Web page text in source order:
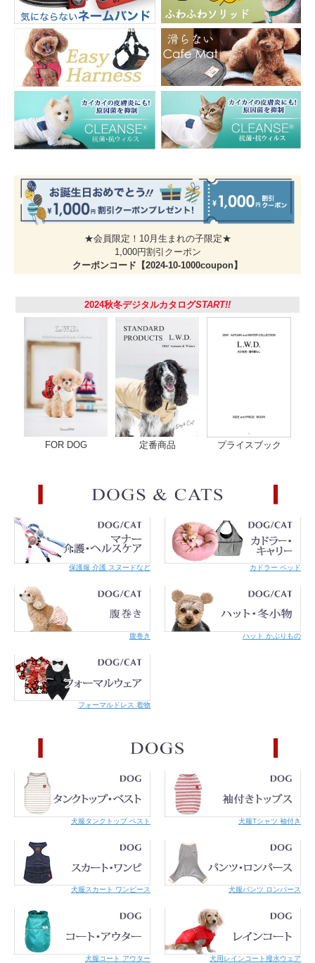
ワンコ好きにはたまらない♪
かわいい総柄デザイン
さまざまな犬種のワンちゃんが散り
な毛色のワンちゃんにもよく似合い
ます。
伸縮性のある生地で
着せやすいタンクトップ
やわらかく伸縮性のある素材を使用
クトップ型で、お着替えもスムーズ
★会員限定！10月生まれの子限定★
1,000円割引クーポン
クーポンコード【2024-10-1000coupon】
2024秋冬デジタルカタログSTART!!
FOR DOG 定番商品 プライスブック
保護服 介護 スヌードなど カドラー ベッド
腹巻き ハット かぶりもの
フォーマルドレス 着物
犬服タンクトップ ベスト 犬服Tシャツ 袖付き
犬服スカート ワンピース 犬服パンツ ロンパース
犬服コート アウター 犬用レインコート撥水ウェア